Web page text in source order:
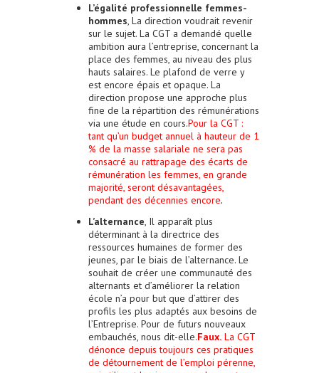
L’égalité professionnelle femmes-
hommes, La direction voudrait revenir
sur le sujet. La CGT a demandé quelle
ambition aura l’entreprise, concernant la
place des femmes, au niveau des plus
hauts salaires. Le plafond de verre y
est encore épais et opaque. La
direction propose une approche plus
fine de la répartition des rémunérations
via une étude en cours.Pour la CGT :
tant qu’un budget annuel à hauteur de 1
% de la masse salariale ne sera pas
consacré au rattrapage des écarts de
rémunération les femmes, en grande
majorité, seront désavantagées,
pendant des décennies encore.
L’alternance, Il apparaît plus
déterminant à la directrice des
ressources humaines de former des
jeunes, par le biais de l’alternance. Le
souhait de créer une communauté des
alternants et d’améliorer la relation
école n’a pour but que d’attirer des
profils les plus adaptés aux besoins de
l’Entreprise. Pour de futurs nouveaux
embauchés, nous dit-elle.Faux. La CGT
dénonce depuis toujours ces pratiques
de détournement de l’emploi pérenne,